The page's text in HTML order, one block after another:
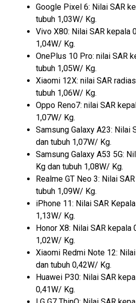
Google Pixel 6: Nilai SAR
tubuh 1,03W/ Kg.
Vivo X80: Nilai SAR kepala
1,04W/ Kg.
OnePlus 10 Pro: nilai SAR
tubuh 1,05W/ Kg.
Xiaomi 12X: nilai SAR
tubuh 1,06W/ Kg.
Oppo Reno7: nilai SAR
1,07W/ Kg.
Samsung Galaxy A23: Nilai
dan tubuh 1,07W/ Kg.
Samsung Galaxy A53 5G:
Kg dan tubuh 1,08W/ Kg.
Realme GT Neo 3: Nilai
tubuh 1,09W/ Kg.
iPhone 11: Nilai SAR
1,13W/ Kg.
Honor X8: Nilai SAR kepala
1,02W/ Kg.
Xiaomi Redmi Note 12:
dan tubuh 0,42W/ Kg.
Huawei P30: Nilai SAR
0,41W/ Kg.